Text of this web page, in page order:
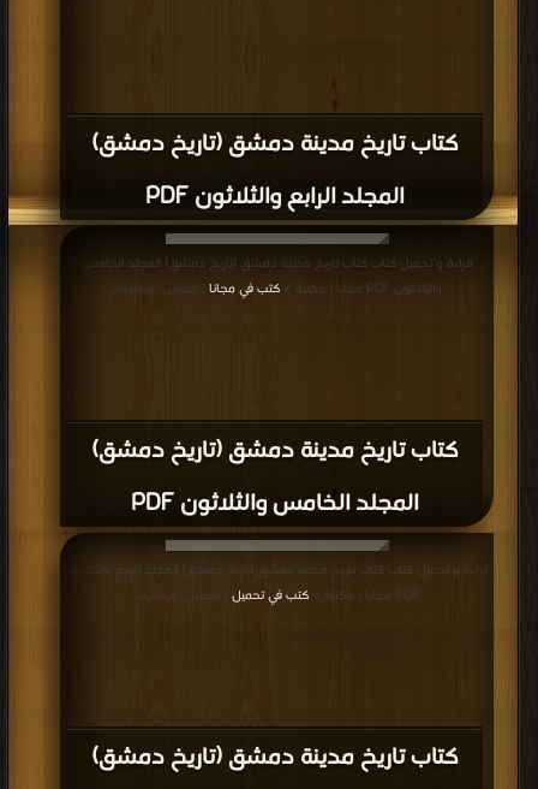
كتاب تاريخ مدينة دمشق (تاريخ دمشق)
المجلد الرابع والثلاثون PDF
كتاب تاريخ مدينة دمشق (تاريخ دمشق)
المجلد الخامس والثلاثون PDF
قراءة و تحميل كتاب كتاب تاريخ مدينة دمشق (تاريخ دمشق) المجلد الخامس
والثلاثون PDF مجانا | مكتبة >
كتب في مجانا | التحميل : مرة/مرات
كتاب تاريخ مدينة دمشق (تاريخ دمشق)
قراءة و تحميل كتاب كتاب تاريخ مدينة دمشق (تاريخ دمشق) المجلد الرابع والثلاثون
PDF مجانا | مكتبة >
كتب في تحميل | التحميل : مرة/مرات